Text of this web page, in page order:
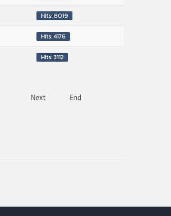
Hits: 8019
Hits: 4176
Hits: 3112
Next End